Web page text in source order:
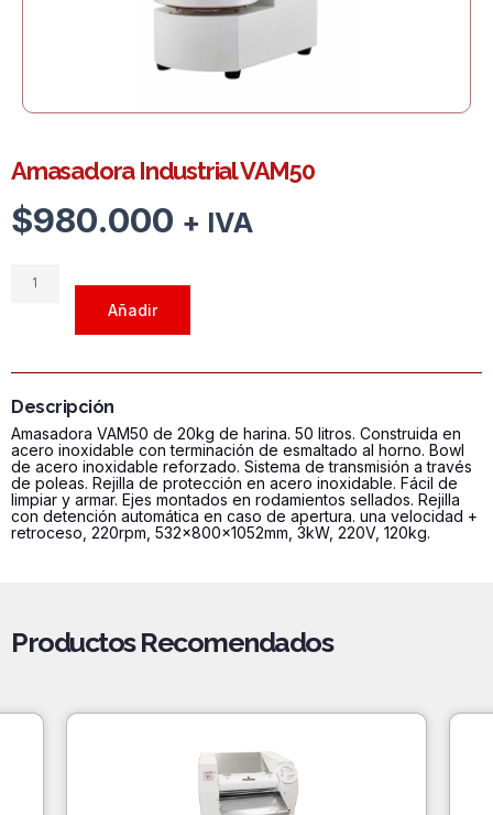
Amasadora Industrial VAM50
$980.000 + IVA
Amasadora
Añadir
Descripción
Amasadora VAM50 de 20kg de harina. 50 litros. Construida en
acero inoxidable con terminación de esmaltado al horno. Bowl
de acero inoxidable reforzado. Sistema de transmisión a través
de poleas. Rejilla de protección en acero inoxidable. Fácil de
limpiar y armar. Ejes montados en rodamientos sellados. Rejilla
con detención automática en caso de apertura. una velocidad +
retroceso, 220rpm, 532x800x1052mm, 3kW, 220V, 120kg.
Productos Recomendados